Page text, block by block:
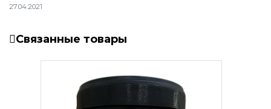
27.04.2021
Связанные товары